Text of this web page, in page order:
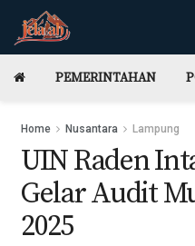
PEMERINTAHAN
Home Nusantara Lampung
UIN Raden
Gelar Audit
2025